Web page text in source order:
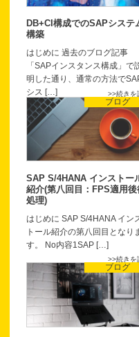
DB+CI構成でのSAPシステ
構築
はじめに 過去のブログ記事
「SAPインスタンス構成」で
明した通り、通常の方法で
シス […]
続きを
ブログ
SAP S/4HANA インストー
紹介(第八回目：FPS適用後
処理)
はじめに SAP S/4HANA イン
トール紹介の第八回目となり
す。 No内容1SAP […]
続きを
ブログ